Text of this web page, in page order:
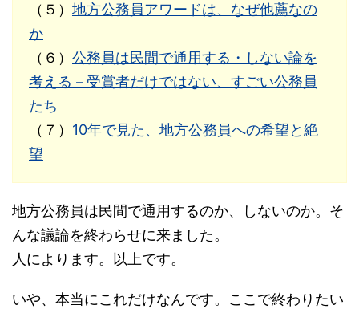
（５） 地方公務員アワードは、なぜ他薦なの
か
（６） 公務員は民間で通用する・しない論を
考える－受賞者だけではない、すごい公務員
たち
（７） 10年で見た、地方公務員への希望と絶
望
地方公務員は民間で通用するのか、しないのか。そ
んな議論を終わらせに来ました。
人によります。以上です。
いや、本当にこれだけなんです。ここで終わりたい